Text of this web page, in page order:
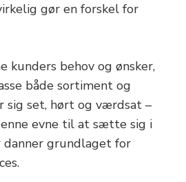
gør en forskel for
kunders behov og ønsker,
både sortiment og
sig set, hørt og værdsat –
evne til at sætte sig i
danner grundlaget for